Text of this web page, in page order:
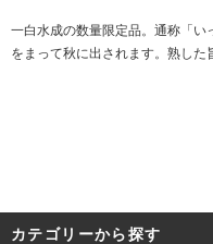
一白水成の数量限定品。通称「
をまって秋に出されます。熟した
カテゴリーから探す